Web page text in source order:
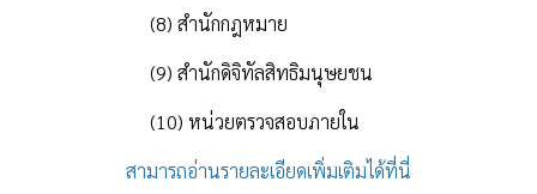
(8) สำนักกฎหมาย
(9) สำนักดิจิทัลสิทธิมนุษยชน
(10) หน่วยตรวจสอบภายใน
สามารถอ่านรายละเอียดเพิ่มเติมได้ที่นี่